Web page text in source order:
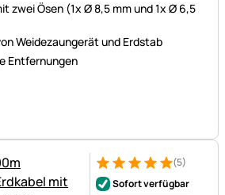
zwei Ösen (1x Ø 8,5 mm und 1x Ø 6,5
Weidezaungerät und Erdstab
Entfernungen
Bewertung: 5 von 5 (5
5 Bewertungen
(5)
Sofort verfügbar